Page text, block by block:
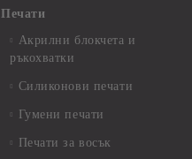
Печати
Акрилни блокчета и
ръкохватки
Силиконови печати
Гумени печати
Печати за восък